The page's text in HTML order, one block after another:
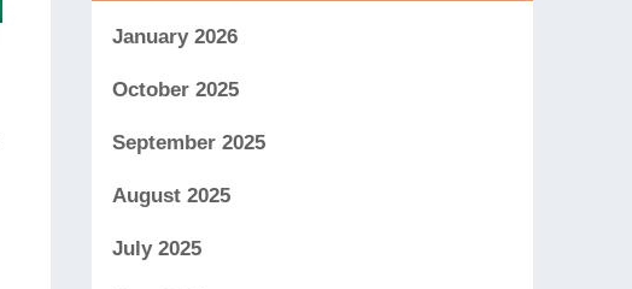
January 2026
October 2025
September 2025
August 2025
July 2025